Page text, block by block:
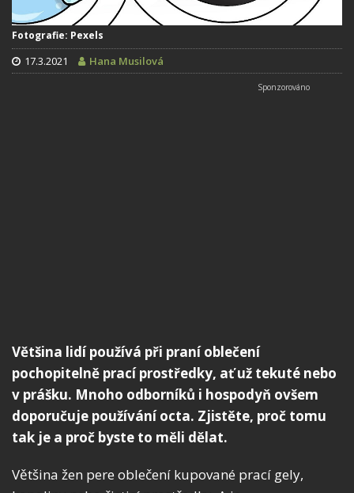
Fotografie: Pexels
17.3.2021 Hana Musilová
Většina lidí používá při praní oblečení
pochopitelně prací prostředky, ať už tekuté nebo
v prášku. Mnoho odborníků i hospodyň ovšem
doporučuje používání octa. Zjistěte, proč tomu
tak je a proč byste to měli dělat.
Většina žen pere oblečení kupované prací gely,